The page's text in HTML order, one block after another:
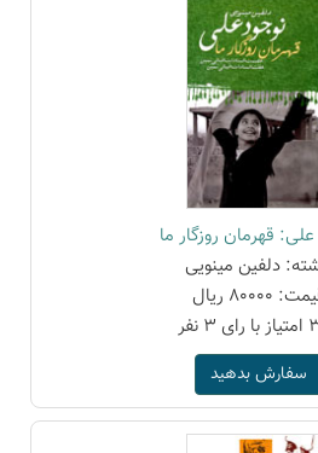
قهرمان روزگار ما
دلفین مینویی
80000 ریال
سفارش بدهید